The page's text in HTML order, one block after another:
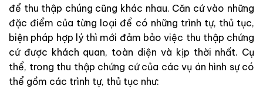
để thu thập chúng cũng khác nhau. Căn cứvào những
đặc điểm của từng loại để có những trình tự, thủ tục,
biện pháp hợp lý thì mới đảm bảoviệc thu thập chứng
cứ được khách quan, toàn diện và kịp thời nhất. Cụ
thể, trong thu thập chứng cứ của các vụ án hình sự có
thể gồm các trình tự, thủ tục như: